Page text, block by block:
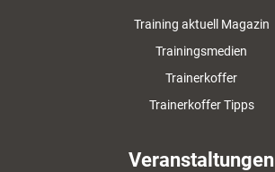
Training aktuell Magazin
Trainingsmedien
Trainerkoffer
Trainerkoffer Tipps
Veranstaltungen